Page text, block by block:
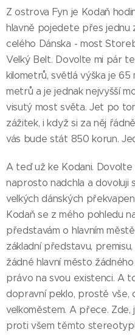
Z ostrova Fyn je Kodaň
hlavně pojedete přes jednu
celého Dánska - most
Velký Belt. Dovolte mi pár
kilometrů, světlá výška je 65
metrů a je jednak nejvyšší
visutý most světa. Jet po
zážitek, i když si za něj
vás bude stát 850 korun.
A teď už ke Kodani.
naprosto nadchla a dovoluji
velkých dánských
Kodaň se z mého pohledu
představám o hlavním
základní představu,
žádné hlavní město
právo na svou existenci. A
dopravní peklo, prostě vše,
velkoměstem. A přece.
proti všem těmto